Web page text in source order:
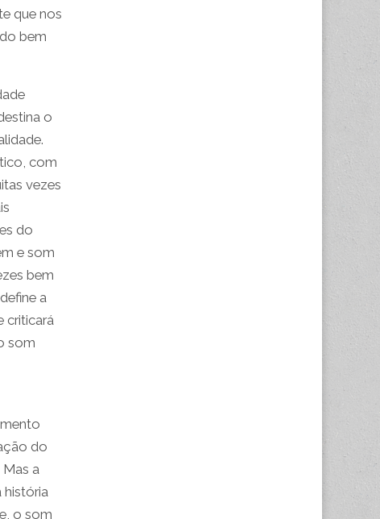
que nos
bem
o
com
vezes
do
e som
bem
a
criticará
som
do
a
história
o som